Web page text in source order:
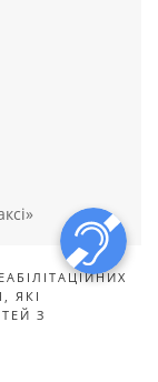
ЯКІ
З